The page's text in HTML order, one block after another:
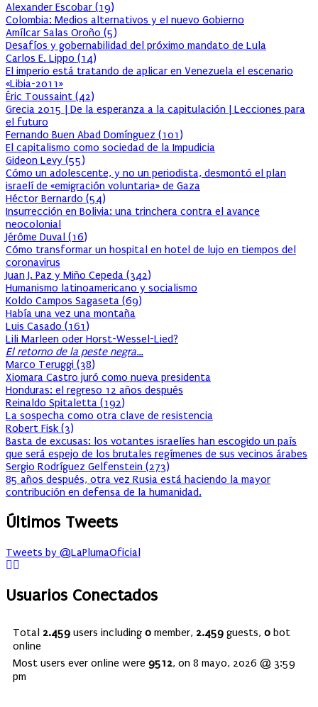
Alexander Escobar (19)
Colombia: Medios alternativos y el nuevo Gobierno
Amílcar Salas Oroño (5)
Desafíos y gobernabilidad del próximo mandato de Lula
Carlos E. Lippo (14)
El imperio está tratando de aplicar en Venezuela el escenario
«Libia-2011»
Éric Toussaint (42)
Grecia 2015 | De la esperanza a la capitulación | Lecciones para
el futuro
Fernando Buen Abad Domínguez (101)
El capitalismo como sociedad de la Impudicia
Gideon Levy (55)
Cómo un adolescente, y no un periodista, desmontó el plan
israelí de «emigración voluntaria» de Gaza
Héctor Bernardo (54)
Insurrección en Bolivia: una trinchera contra el avance
neocolonial
Jérôme Duval (16)
Cómo transformar un hospital en hotel de lujo en tiempos del
coronavirus
Juan J. Paz y Miño Cepeda (342)
Humanismo latinoamericano y socialismo
Koldo Campos Sagaseta (69)
Había una vez una montaña
Luis Casado (161)
Lili Marleen oder Horst-Wessel-Lied?
El retorno de la peste negra…
Marco Teruggi (38)
Xiomara Castro juró como nueva presidenta
Honduras: el regreso 12 años después
Reinaldo Spitaletta (192)
La sospecha como otra clave de resistencia
Robert Fisk (3)
Basta de excusas: los votantes israelíes han escogido un país
que será espejo de los brutales regímenes de sus vecinos árabes
Sergio Rodríguez Gelfenstein (273)
85 años después, otra vez Rusia está haciendo la mayor
contribución en defensa de la humanidad.
Últimos Tweets
Tweets by @LaPlumaOficial
Usuarios Conectados
Total 2.459 users including 0 member, 2.459 guests, 0 bot
online
Most users ever online were 9512, on 8 mayo, 2026 @ 3:59
pm